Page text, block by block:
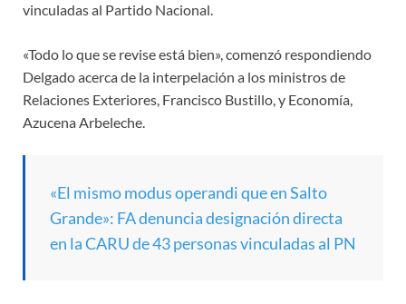
vinculadas al Partido Nacional.
«Todo lo que se revise está bien», comenzó respondiendo
Delgado acerca de la interpelación a los ministros de
Relaciones Exteriores, Francisco Bustillo, y Economía,
Azucena Arbeleche.
«El mismo modus operandi que en Salto
Grande»: FA denuncia designación directa
en la CARU de 43 personas vinculadas al PN